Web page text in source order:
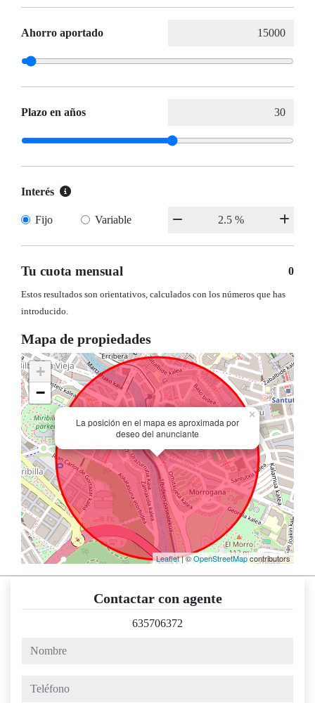
Ahorro aportado
Plazo en años
Interés
Fijo Variable
Tu cuota mensual 0
Estos resultados son orientativos, calculados con los números que has
introducido.
Mapa de propiedades
La posición en el mapa es aproximada por
deseo del anunciante
×
+
−
Leaflet| ©OpenStreetMapcontributors
Contactar con agente
635706372
nombre
teléfono